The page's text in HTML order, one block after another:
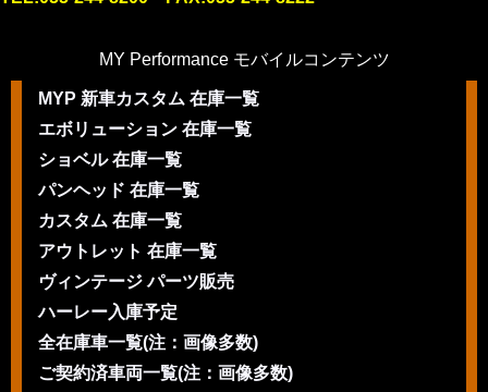
MY Performance モバイルコンテンツ
MYP 新車カスタム 在庫一覧
エボリューション 在庫一覧
ショベル 在庫一覧
パンヘッド 在庫一覧
カスタム 在庫一覧
アウトレット 在庫一覧
ヴィンテージ パーツ販売
ハーレー入庫予定
全在庫車一覧(注：画像多数)
ご契約済車両一覧(注：画像多数)